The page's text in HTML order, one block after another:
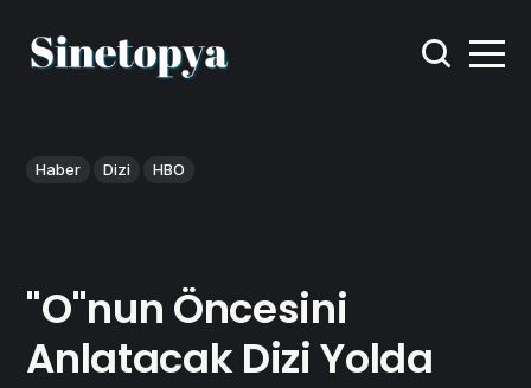
Haber Dizi HBO
"O"nun Öncesini
Anlatacak Dizi Yolda